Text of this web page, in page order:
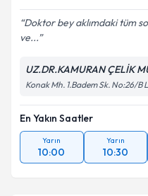
Doktor bey aklımdaki tüm
ve...
UZ.DR.KAMURAN ÇELİK
Konak Mh. 1.Badem Sk. No:26/B
En Yakın Saatler
Yarın
10:00
Yarın
10:30